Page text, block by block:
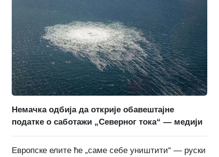
Немачка одбија да открије обавештајне
податке о саботажи „Северног тока“ — медији
Европске елите ће „саме себе уништити“ — руски